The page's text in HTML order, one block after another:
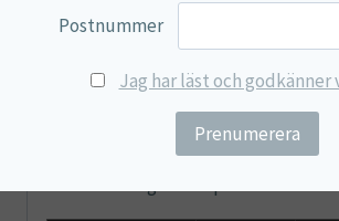
kvalitetskrav för att säkerställa
och korrekt dosering.
Dosering: Vuxna: 1 skopa: 5,5 g = 375
Barn (8-16 år): 2,5 g = 170 mg
barn (4-8 år): 1 g = 68 mg
Postnummer
Jag har läst och